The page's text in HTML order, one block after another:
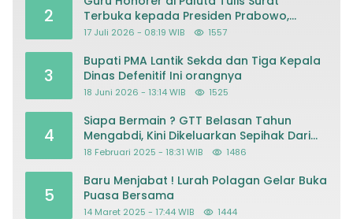
2
Terbuka kepada Presiden Prabowo,
Mohon Keadilan atas Dugaan
17 Juli 2026 - 08:19 WIB 1557
3
Bupati PMA Lantik Sekda dan Tiga Kepala
Dinas Defenitif Ini orangnya
18 Juni 2026 - 13:14 WIB 1525
4
Siapa Bermain ? GTT Belasan Tahun
Mengabdi, Kini Dikeluarkan Sepihak Dari
Dapodik
18 Februari 2025 - 18:31 WIB 1486
5
Baru Menjabat ! Lurah Polagan Gelar Buka
Puasa Bersama
14 Maret 2025 - 17:44 WIB 1444